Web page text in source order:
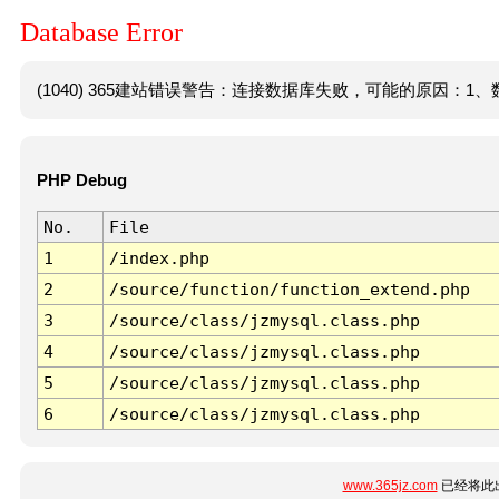
Database Error
(1040) 365建站错误警告：连接数据库失败，可能的原因：1
PHP Debug
No.
File
1
/index.php
2
/source/function/function_extend.php
3
/source/class/jzmysql.class.php
4
/source/class/jzmysql.class.php
5
/source/class/jzmysql.class.php
6
/source/class/jzmysql.class.php
www.365jz.com已经将此